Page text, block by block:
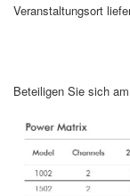
Veranstaltungsort
Beteiligen Sie sich